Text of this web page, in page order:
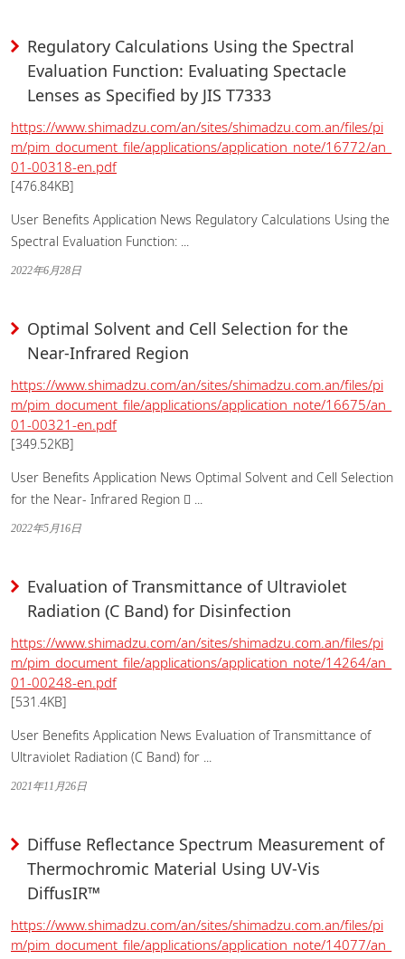
Regulatory Calculations Using the Spectral
Evaluation Function: Evaluating Spectacle
Lenses as Specified by JIS T7333
https://www.shimadzu.com/an/sites/shimadzu.com.an/files/pi
m/pim_document_file/applications/application_note/16772/an_
01-00318-en.pdf
[476.84KB]
User Benefits Application News Regulatory Calculations Using the
Spectral Evaluation Function: ...
2022年6月28日
Optimal Solvent and Cell Selection for the
Near-Infrared Region
https://www.shimadzu.com/an/sites/shimadzu.com.an/files/pi
m/pim_document_file/applications/application_note/16675/an_
01-00321-en.pdf
[349.52KB]
User Benefits Application News Optimal Solvent and Cell Selection
for the Near- Infrared Region  ...
2022年5月16日
Evaluation of Transmittance of Ultraviolet
Radiation (C Band) for Disinfection
https://www.shimadzu.com/an/sites/shimadzu.com.an/files/pi
m/pim_document_file/applications/application_note/14264/an_
01-00248-en.pdf
[531.4KB]
User Benefits Application News Evaluation of Transmittance of
Ultraviolet Radiation (C Band) for ...
2021年11月26日
Diffuse Reflectance Spectrum Measurement of
Thermochromic Material Using UV-Vis
DiffusIR™
https://www.shimadzu.com/an/sites/shimadzu.com.an/files/pi
m/pim_document_file/applications/application_note/14077/an_